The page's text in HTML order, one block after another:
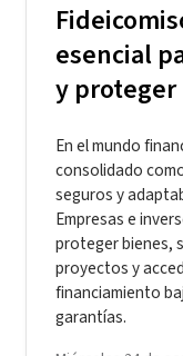
esencial
y
En el mundo
consolidado
seguros y
Empresas e
proteger bienes,
proyectos y
financiamiento
garantías.